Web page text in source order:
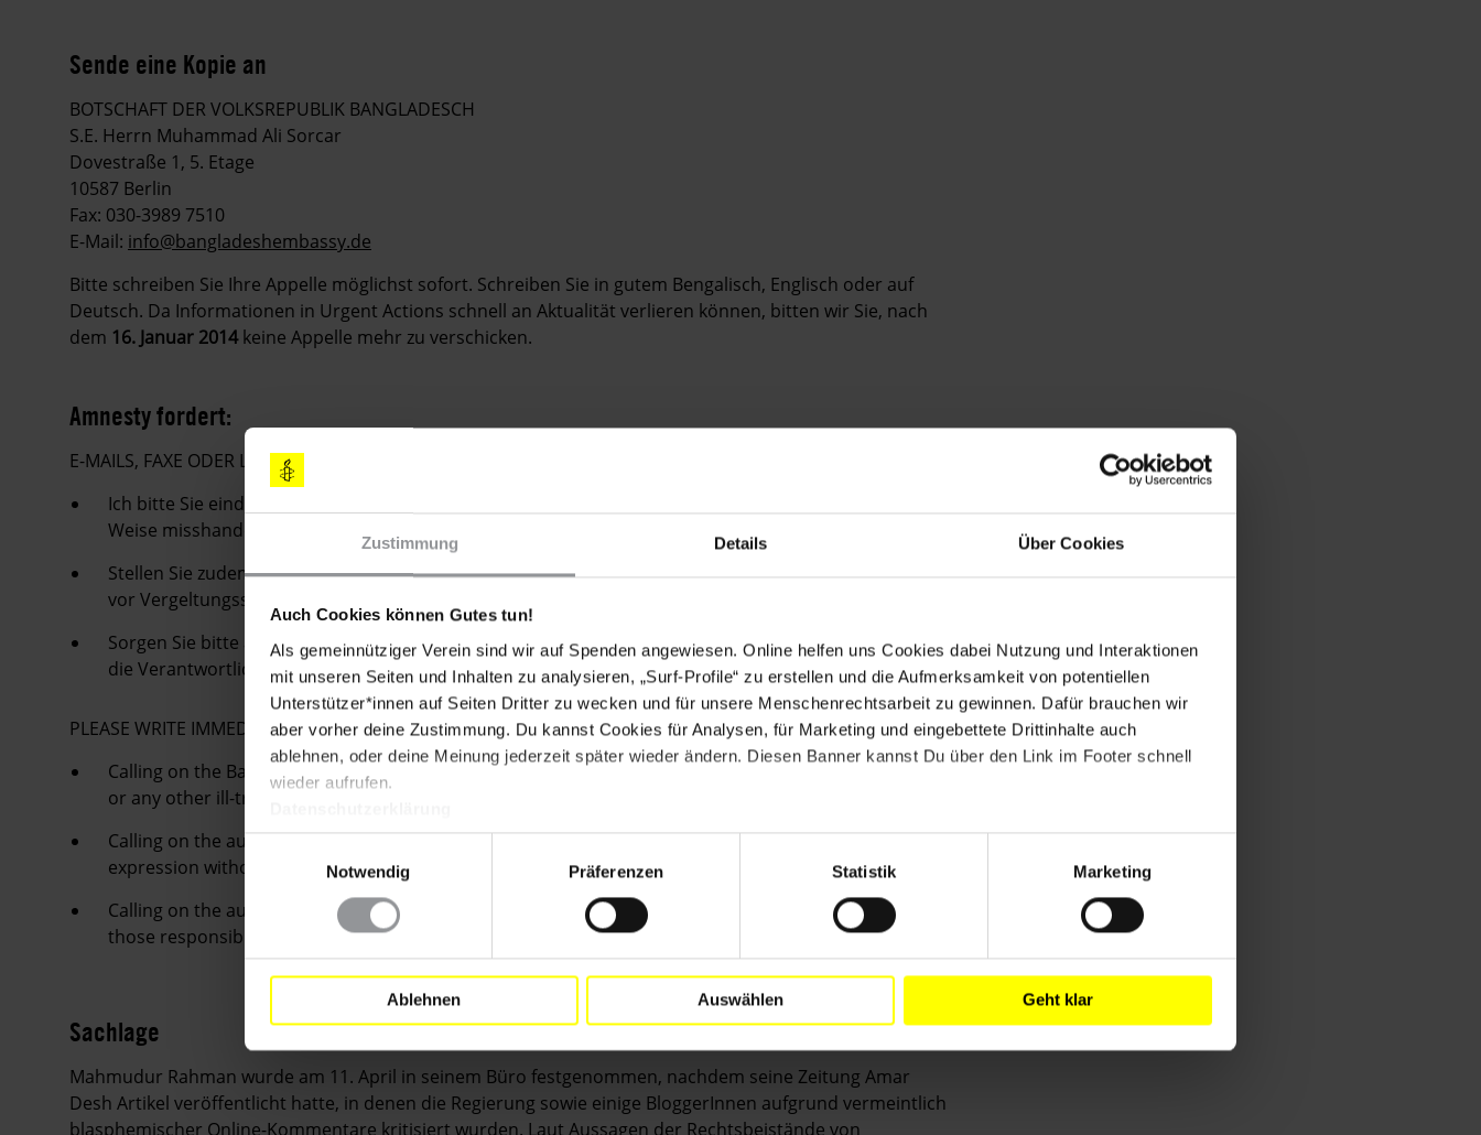
Zustimmung Details Über Cookies
Auch Cookies können Gutes tun!
Als gemeinnütziger Verein sind wir auf Spenden angewiesen. Online helfen uns Cookies dabei Nutzung und Interaktionen
mit unseren Seiten und Inhalten zu analysieren, „Surf-Profile“ zu erstellen und die Aufmerksamkeit von potentiellen
Unterstützer*innen auf Seiten Dritter zu wecken und für unsere Menschenrechtsarbeit zu gewinnen. Dafür brauchen wir
aber vorher deine Zustimmung. Du kannst Cookies für Analysen, für Marketing und eingebettete Drittinhalte auch
ablehnen, oder deine Meinung jederzeit später wieder ändern. Diesen Banner kannst Du über den Link im Footer schnell
wieder aufrufen.
Einwilligungsauswahl
Notwendig
Präferenzen Statistik Marketing
Ablehnen Auswählen Geht klar
Sende eine Kopie an
BOTSCHAFT DER VOLKSREPUBLIK BANGLADESCH
S.E. Herrn Muhammad Ali Sorcar
Dovestraße 1, 5. Etage
10587 Berlin
Fax: 030-3989 7510
E-Mail: info@bangladeshembassy.de
Bitte schreiben Sie Ihre Appelle möglichst sofort. Schreiben Sie in gutem Bengalisch, Englisch oder auf
Deutsch. Da Informationen in Urgent Actions schnell an Aktualität verlieren können, bitten wir Sie, nach
dem 16. Januar 2014keine Appelle mehr zu verschicken.
Amnesty fordert:
E-MAILS, FAXE ODER LUFTPOSTBRIEFE MIT FOLGENDEN FORDERUNGEN
Ich bitte Sie eindringlich, dafür zu sorgen, dass Mahmudur Rahman weder gefoltert noch auf andere
Weise misshandelt wird.
Stellen Sie zudem bitte sicher, dass JournalistInnen ihr Recht auf freie Meinungsäußerung ohne Angst
vor Vergeltungsschlägen, z.B. in Form von Schikane oder willkürlichen Festnahmen, ausüben können.
Sorgen Sie bitte außerdem dafür, dass alle Übergriffe auf JournalistInnen umfassend untersucht und
die Verantwortlichen vor Gericht gestellt werden.
PLEASE WRITE IMMEDIATELY
Calling on the Bangladesh authorities to ensure that Mahmudur Rahman is not subjected to torture
or any other ill-treatment.
Calling on the authorities to ensure that journalists are able to exercise their rights to freedom of
expression without fear of reprisals, including harassment or arbitrary detention.
Calling on the authorities to ensure that attacks against journalists are thoroughly investigated and
those responsible brought to justice.
Sachlage
Mahmudur Rahman wurde am 11. April in seinem Büro festgenommen, nachdem seine Zeitung Amar
Desh Artikel veröffentlicht hatte, in denen die Regierung sowie einige BloggerInnen aufgrund vermeintlich
blasphemischer Online-Kommentare kritisiert wurden. Laut Aussagen der Rechtsbeistände von